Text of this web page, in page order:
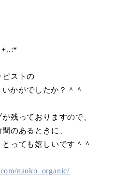
+..:*
ピストの
かがでしたか？＾＾
残っておりますので、
のあるときに、
っても嬉しいです＾＾
naoko_organic/